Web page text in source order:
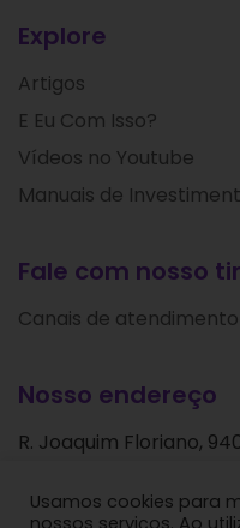
Explore
Artigos
E Eu Com Isso?
Vídeos no Youtube
Manuais de
Fale com nosso
Canais de atendimento
Nosso endereço
R. Joaquim Floriano,
São Paulo - SP
Usamos cookies para
nossos serviços. Ao